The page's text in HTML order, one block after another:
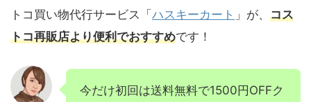
トコ買い物代行サービス「 ハスキーカート 」が、 コス
トコ再販店より便利でおすすめです！
今だけ初回は送料無料で1500円OFFク